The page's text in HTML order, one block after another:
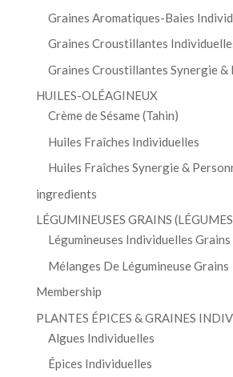
Graines Aromatiques-Baies
Graines Croustillantes
Graines Croustillantes Synergie &
HUILES-OLÉAGINEUX
Crème de Sésame (Tahin)
Huiles Fraîches Individuelles
Huiles Fraîches Synergie &
ingredients
LÉGUMINEUSES GRAINS (LÉGUMES
Légumineuses Individuelles Grains
Mélanges De Légumineuse Grains
Membership
PLANTES ÉPICES & GRAINES
Algues Individuelles
Épices Individuelles